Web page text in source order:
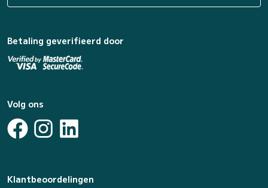
Betaling geverifieerd door
Volg ons
Klantbeoordelingen